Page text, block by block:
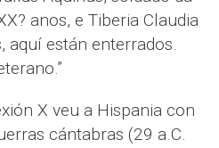
anos, e Tiberia Claudia
aquí están enterrados.
X veu a Hispania con
cántabras (29 a.C.